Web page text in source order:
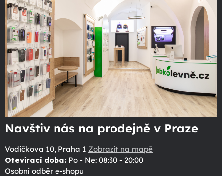
Navštiv nás na prodejně v Praze
Vodičkova 10, Praha 1 Zobrazit na mapě
Otevírací doba: Po - Ne: 08:30 - 20:00
Osobní odběr e-shopu